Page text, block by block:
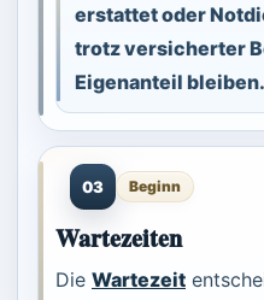
erstattet oder
trotz versicherter
Eigenanteil bleiben.
03 Beginn
Wartezeiten
Die Wartezeit